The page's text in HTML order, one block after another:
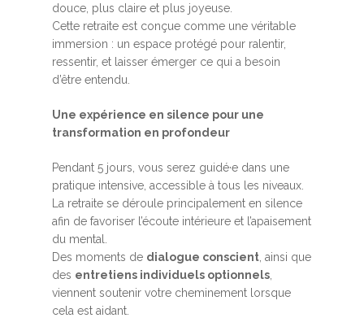
douce, plus claire et plus joyeuse.
Cette retraite est conçue comme une véritable
immersion : un espace protégé pour ralentir,
ressentir, et laisser émerger ce qui a besoin
d’être entendu.
Une expérience en silence pour une
transformation en profondeur
Pendant 5 jours, vous serez guidé·e dans une
pratique intensive, accessible à tous les niveaux.
La retraite se déroule principalement en silence
afin de favoriser l’écoute intérieure et l’apaisement
du mental.
Des moments de dialogue conscient , ainsi que
des entretiens individuels optionnels
viennent soutenir votre cheminement lorsque
cela est aidant.